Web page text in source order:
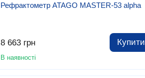
Рефрактометр ATAGO MASTER-53 alpha
8 663 грн Купити
В наявності